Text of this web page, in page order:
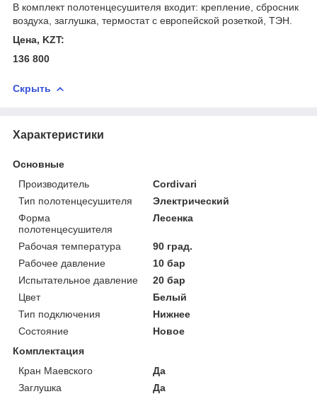
В комплект полотенцесушителя входит: крепление, сбросник
воздуха, заглушка, термостат c европейской розеткой, ТЭН.
Цена, KZT:
136 800
Скрыть
Характеристики
Основные
Производитель
Cordivari
Тип полотенцесушителя
Электрический
Форма
полотенцесушителя
Лесенка
Рабочая температура
90 град.
Рабочее давление
10 бар
Испытательное давление
20 бар
Цвет
Белый
Тип подключения
Нижнее
Состояние
Новое
Комплектация
Кран Маевского
Да
Заглушка
Да